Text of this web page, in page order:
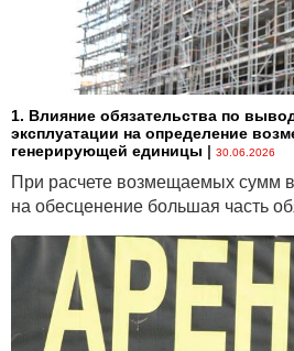
1. Влияние обязательства по
эксплуатации на определение
генерирующей единицы | 30.06.2026
При расчете возмещаемых сумм
на обесценение большая часть